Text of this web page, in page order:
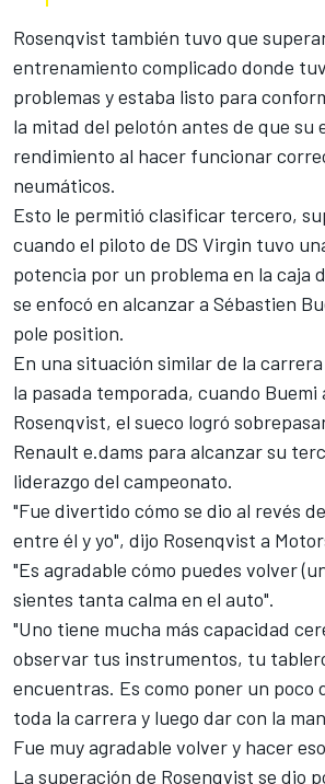
Rosenqvist también tuvo que
entrenamiento complicado donde
problemas y estaba listo para
la mitad del pelotón antes de que su
rendimiento al hacer funcionar
neumáticos.
Esto le permitió clasificar tercero,
cuando el piloto de DS Virgin tuvo
potencia por un problema en la caja
se enfocó en alcanzar a Sébastien
pole position.
En una situación similar de la
la pasada temporada, cuando Buemi
Rosenqvist, el sueco logró
Renault e.dams para alcanzar su
liderazgo del campeonato.
"Fue divertido cómo se dio al revés
entre él y yo", dijo Rosenqvist a
"Es agradable cómo puedes volver
sientes tanta calma en el auto".
"Uno tiene mucha más capacidad
observar tus instrumentos, tu
encuentras. Es como poner un poco
toda la carrera y luego dar con la
Fue muy agradable volver y hacer
La superación de Rosenqvist se dio